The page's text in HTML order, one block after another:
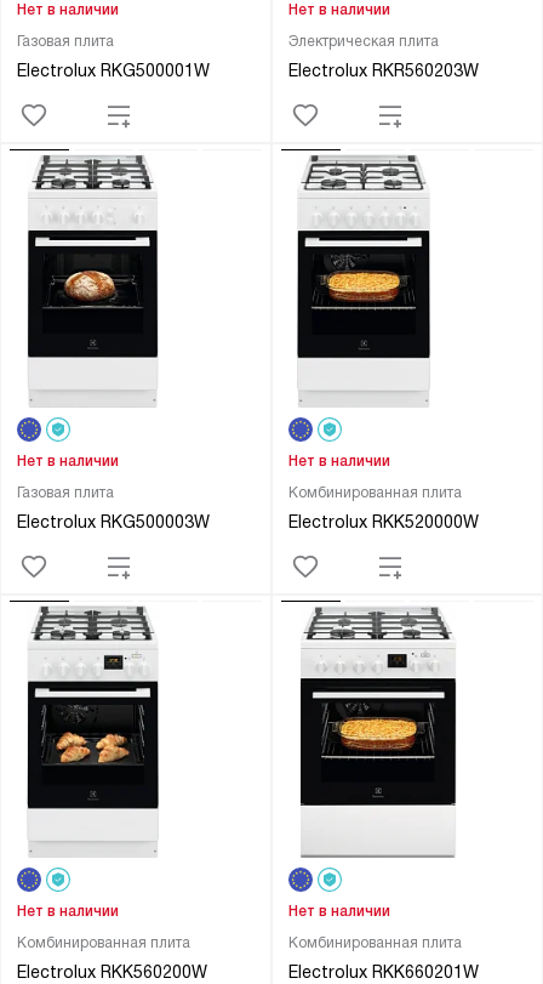
Газовая плита
Electrolux RKG500001W
Нет в наличии
Электрическая плита
Electrolux RKR560203W
Нет в наличии
Газовая плита
Electrolux RKG500003W
Нет в наличии
Комбинированная плита
Electrolux RKK520000W
Нет в наличии
Комбинированная плита
Electrolux RKK560200W
Нет в наличии
Комбинированная плита
Electrolux RKK660201W
Нет в наличии